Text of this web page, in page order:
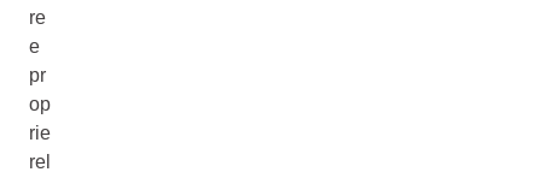
re
e
pr
op
rie
rel